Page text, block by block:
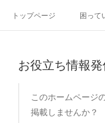
トップページ 困って
お役立ち情報
このホームページ
掲載しませんか？